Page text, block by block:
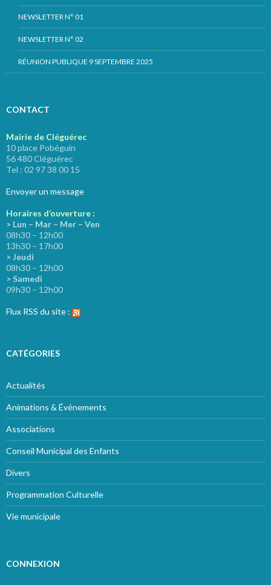
NEWSLETTER N° 01
NEWSLETTER N° 02
RÉUNION PUBLIQUE 9 SEPTEMBRE 2025
CONTACT
Mairie de Cléguérec
10 place Pobéguin
56 480 Cléguérec
Tel : 02 97 38 00 15
Envoyer un message
Horaires d’ouverture :
> Lun – Mar – Mer – Ven
08h30 – 12h00
13h30 – 17h00
> Jeudi
08h30 – 12h00
> Samedi
09h30 – 12h00
Flux RSS du site :
CATÉGORIES
Actualités
Animations & Événements
Associations
Conseil Municipal des Enfants
Divers
Programmation Culturelle
Vie municipale
CONNEXION